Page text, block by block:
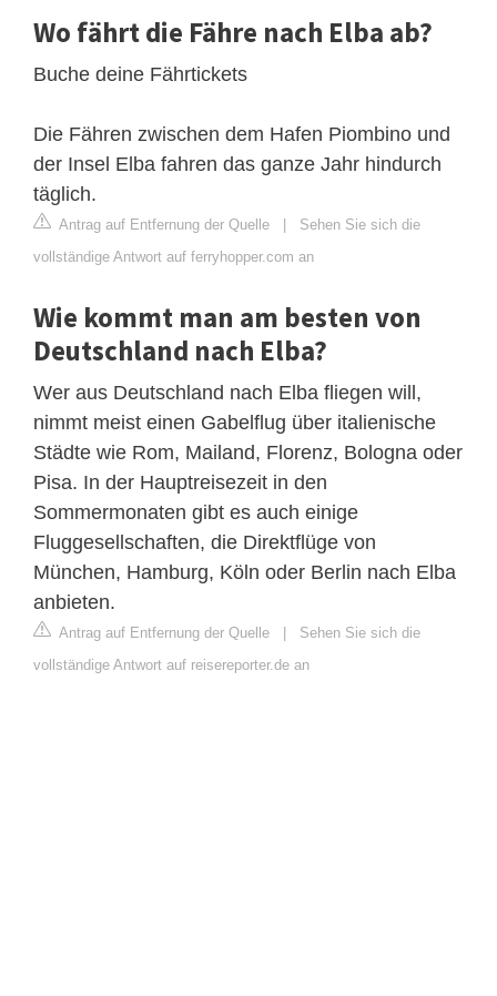
Wo fährt die Fähre nach Elba ab?
Buche deine Fährtickets
Die Fähren zwischen dem Hafen Piombino und
der Insel Elba fahren das ganze Jahr hindurch
täglich.
Antrag auf Entfernung der Quelle
Sehen Sie sich die
vollständige Antwort auf ferryhopper.com an
Wie kommt man am besten von
Deutschland nach Elba?
Wer aus Deutschland nach Elba fliegen will,
nimmt meist einen Gabelflug über italienische
Städte wie Rom, Mailand, Florenz, Bologna oder
Pisa. In der Hauptreisezeit in den
Sommermonaten gibt es auch einige
Fluggesellschaften, die Direktflüge von
München, Hamburg, Köln oder Berlin nach Elba
anbieten.
Antrag auf Entfernung der Quelle
Sehen Sie sich die
vollständige Antwort auf reisereporter.de an